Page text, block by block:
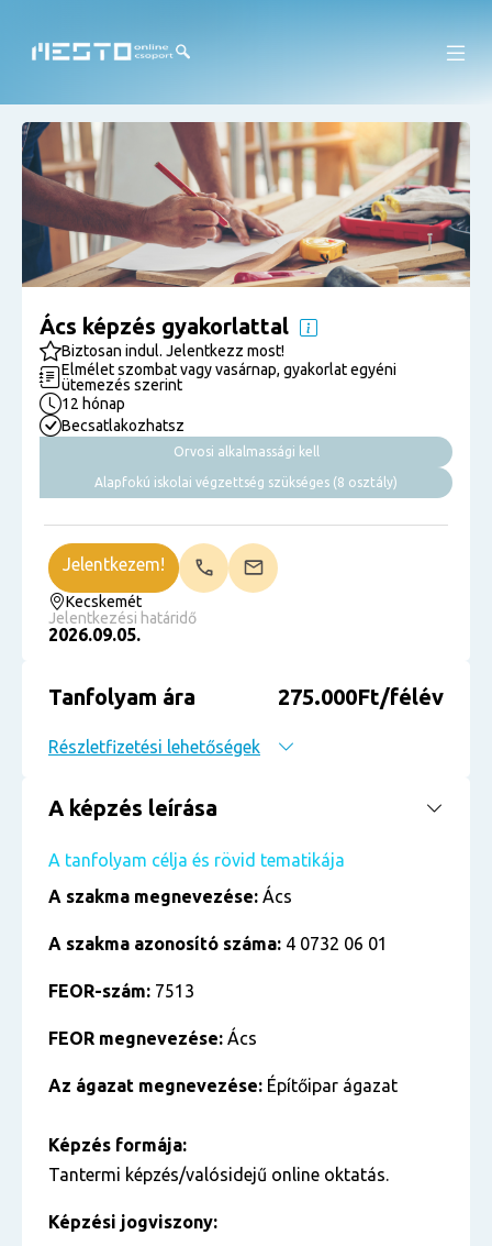
Ács képzés gyakorlattal
Biztosan indul. Jelentkezz most!
Elmélet szombat vagy vasárnap, gyakorlat egyéni
ütemezés szerint
12 hónap
Becsatlakozhatsz
Orvosi alkalmassági kell
Alapfokú iskolai végzettség szükséges (8 osztály)
Kecskemét
Jelentkezési határidő
2026.09.05.
Jelentkezem!
Tanfolyam ára 275.000Ft/félév
Részletfizetési lehetőségek
A képzés leírása
A tanfolyam célja és rövid tematikája
A szakma megnevezése: Ács
A szakma azonosító száma: 4 0732 06 01
FEOR-szám: 7513
FEOR megnevezése: Ács
Az ágazat megnevezése: Építőipar ágazat
Képzés formája:
Tantermi képzés/valósidejű online oktatás.
Képzési jogviszony: